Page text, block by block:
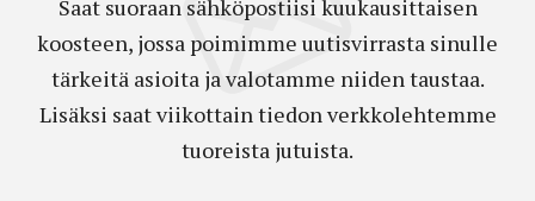
Saat suoraan sähköpostiisi kuukausittaisen
koosteen, jossa poimimme uutisvirrasta sinulle
tärkeitä asioita ja valotamme niiden taustaa.
Lisäksi saat viikottain tiedon verkkolehtemme
tuoreista jutuista.